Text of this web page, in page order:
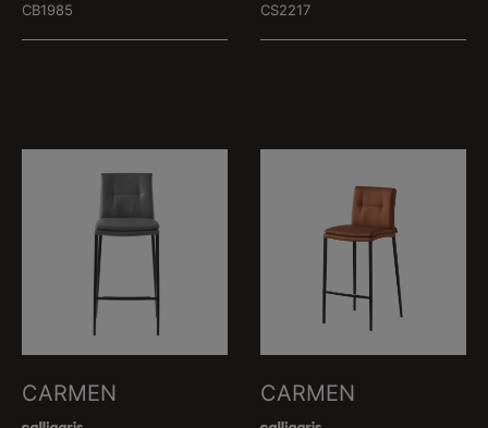
CB1985 CS2217
CARMEN CARMEN